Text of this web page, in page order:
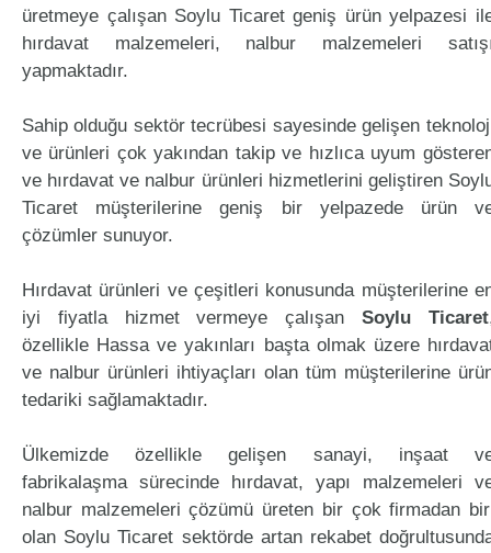
üretmeye çalışan Soylu Ticaret geniş ürün yelpazesi
hırdavat malzemeleri, nalbur malzemeleri
yapmaktadır.
Sahip olduğu sektör tecrübesi sayesinde gelişen
ve ürünleri çok yakından takip ve hızlıca uyum
ve hırdavat ve nalbur ürünleri hizmetlerini geliştiren
Ticaret müşterilerine geniş bir yelpazede ürün
çözümler sunuyor.
Hırdavat ürünleri ve çeşitleri konusunda müşterilerine
iyi fiyatla hizmet vermeye çalışanSoylu Ticaret
özellikle Hassa ve yakınları başta olmak üzere
ve nalbur ürünleri ihtiyaçları olan tüm müşterilerine
tedariki sağlamaktadır.
Ülkemizde özellikle gelişen sanayi, inşaat
fabrikalaşma sürecinde hırdavat, yapı malzemeleri
nalbur malzemeleri çözümü üreten bir çok firmadan
olan Soylu Ticaret sektörde artan rekabet